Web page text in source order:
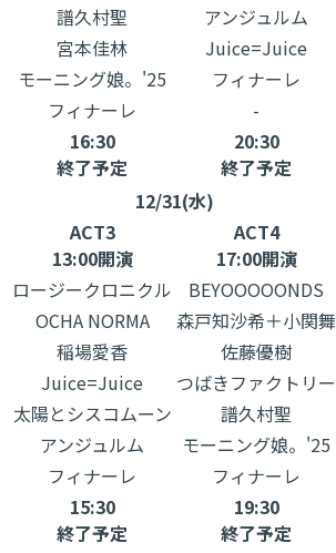
譜久村聖
アンジュルム
宮本佳林
Juice=Juice
モーニング娘。'25
フィナーレ
フィナーレ
-
16:30
終了予定
20:30
終了予定
12/31(水)
ACT3
13:00開演
ACT4
17:00開演
ロージークロニクル
BEYOOOOONDS
OCHA NORMA
森戸知沙希＋小関舞
稲場愛香
佐藤優樹
Juice=Juice
つばきファクトリー
太陽とシスコムーン
譜久村聖
アンジュルム
モーニング娘。'25
フィナーレ
フィナーレ
15:30
終了予定
19:30
終了予定